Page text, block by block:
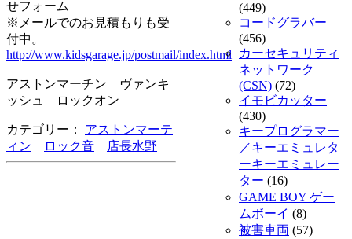
せフォーム
※メールでのお見積もりも受
付中。
http://www.kidsgarage.jp/postmail/index.html
アストンマーチン ヴァンキ
ッシュ ロックオン
カテゴリー：
アストンマーテ
ィン
ロック音 店長水野
(449)
コードグラバー
(456)
カーセキュリティ
ネットワーク
(CSN) (72)
イモビカッター
(430)
キープログラマー
／キーエミュレタ
ーキーエミュレー
ター (16)
GAME BOY ゲー
ムボーイ (8)
被害車両 (57)